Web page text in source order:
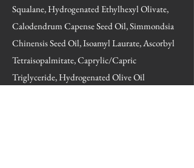
Squalane, Hydrogenated Ethylhexyl Olivate,
Calodendrum Capense Seed Oil, Simmondsia
Chinensis Seed Oil, Isoamyl Laurate, Ascorbyl
Tetraisopalmitate, Caprylic/Capric
Triglyceride, Hydrogenated Olive Oil